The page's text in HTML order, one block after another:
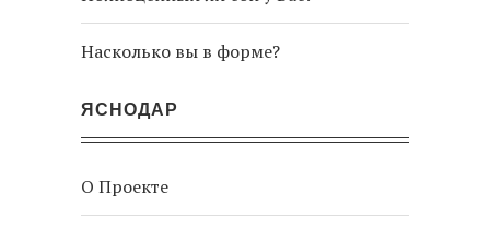
Насколько вы в форме?
ЯСНОДАР
О Проекте